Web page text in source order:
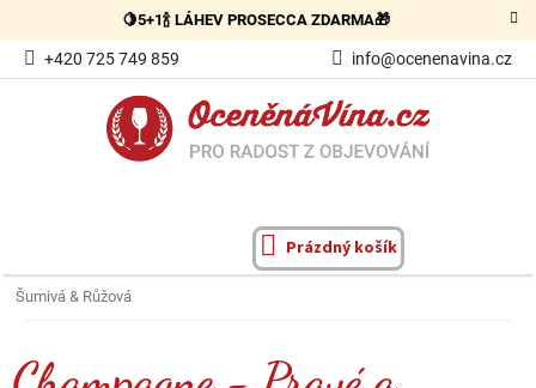
obsah
🍋5+1🍾 LÁHEV PROSECCA ZDARMA🎁
+420 725 749 859 info@ocenenavina.cz
NÁKUPNÍ
Prázdný košík
Šumivá & Růžová